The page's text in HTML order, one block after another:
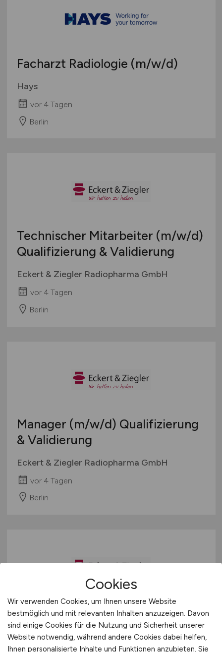
Facharzt Radiologie (m/w/d)
Hays
vor 4 Tagen
Berlin
Technischer Mitarbeiter (m/w/d)
Qualifizierung & Validierung
Eckert & Ziegler Radiopharma GmbH
vor 4 Tagen
Berlin
Manager (m/w/d) Qualifizierung
& Validierung
Eckert & Ziegler Radiopharma GmbH
vor 4 Tagen
Berlin
Technischer Mitarbeiter(m/w/d)
Qualifizierung & Validierung
Cookies
Wir verwenden Cookies, um Ihnen unsere Website
bestmöglich und mit relevanten Inhalten anzuzeigen. Davon
sind einige Cookies für die Nutzung und Sicherheit unserer
Website notwendig, während andere Cookies dabei helfen,
Ihnen personalisierte Inhalte und Funktionen anzubieten. Sie